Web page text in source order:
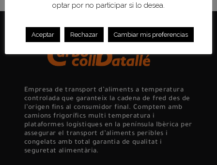
Empresa de transport d’aliments a temperatura
controlada que garanteix la cadena de fred des de
l’origen fins al consumidor final. Comptem amb
camions frigorífics multi temperatura i
plataformes logístiques en la península Ibèrica per
assegurar el transport d’aliments peribles i
congelats amb total garantia de qualitat i
seguretat alimentària.
optar por no participar si lo desea.
Aceptar Rechazar Cambiar mis preferencias